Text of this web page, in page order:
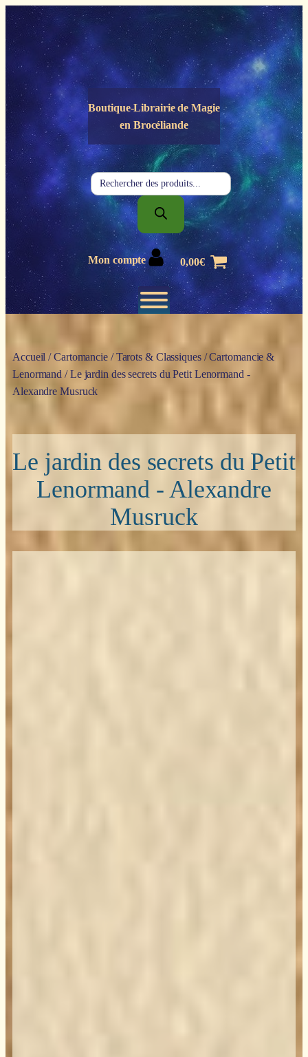
Panneau de gestion des cookies
Boutique-Librairie deMagie
en Brocéliande
Recherche
de
produits
Mon compte 0,00€
Accueil /Cartomancie/Tarots & Classiques/Cartomancie &
Lenormand / Le jardin des secrets du Petit Lenormand -
Alexandre Musruck
Le jardin des secrets du Petit
Lenormand - Alexandre
Musruck